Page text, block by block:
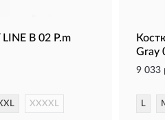
B 02 Р.m
XXXXL
Gray
9 033
L